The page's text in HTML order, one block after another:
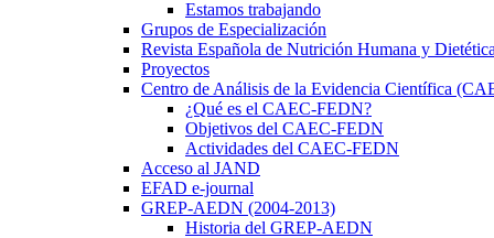
Estamos trabajando
Grupos de Especialización
Revista Española de Nutrición Humana y Dietética
Proyectos
Centro de Análisis de la Evidencia Científica
¿Qué es el CAEC-FEDN?
Objetivos del CAEC-FEDN
Actividades del CAEC-FEDN
Acceso al JAND
EFAD e-journal
GREP-AEDN (2004-2013)
Historia del GREP-AEDN